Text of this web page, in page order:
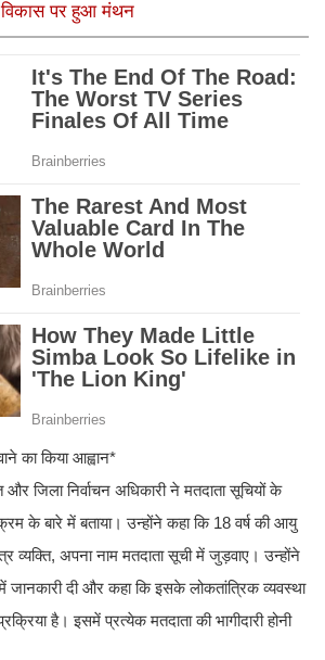
पर हुआ मंथन
का किया आह्वान*
जिला निर्वाचन अधिकारी ने मतदाता सूचियों के
के बारे में बताया। उन्होंने कहा कि 18 वर्ष की आयु
व्यक्ति, अपना नाम मतदाता सूची में जुड़वाए। उन्होंने
जानकारी दी और कहा कि इसके लोकतांत्रिक व्यवस्था
है। इसमें प्रत्येक मतदाता की भागीदारी होनी